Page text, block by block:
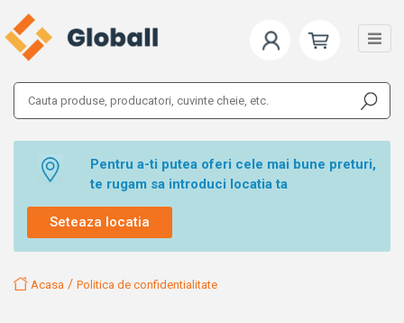
Pentru a-ti putea oferi cele mai bune preturi,
te rugam sa introduci locatia ta
Seteaza locatia
Acasa /Politica de confidentialitate